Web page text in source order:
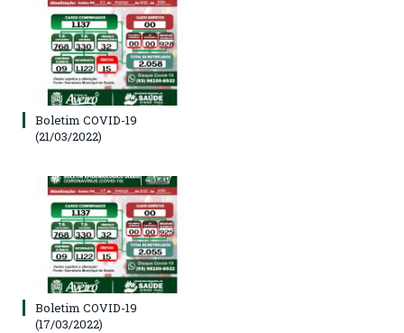
Boletim COVID-19
(21/03/2022)
Boletim COVID-19
(17/03/2022)